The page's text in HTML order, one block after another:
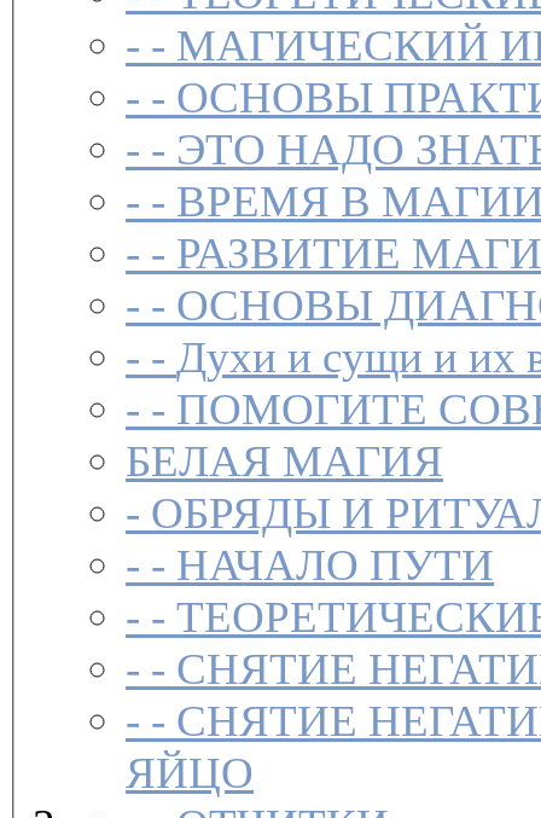
- - МАГИЧЕСКИЙ
- - ОСНОВЫ
- - ЭТО НАДО
- - ВРЕМЯ В
- - РАЗВИТИЕ
- - ОСНОВЫ
- - Духи и сущи и их
- - ПОМОГИТЕ
БЕЛАЯ МАГИЯ
- ОБРЯДЫ И
- - НАЧАЛО ПУТИ
- -
- - СНЯТИЕ
- - СНЯТИЕ
ЯЙЦО